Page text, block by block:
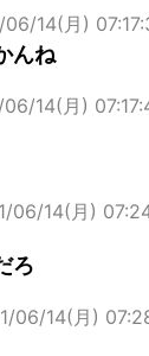
14(月)
んね
14(月)
06/14(月)
ろ
06/14(月)